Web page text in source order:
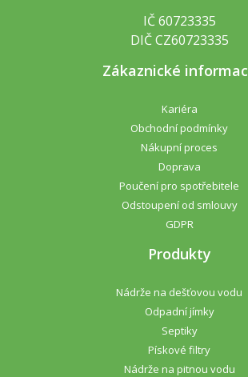
IČ 60723335
DIČ CZ60723335
Zákaznické
Kariéra
Obchodní podmínky
Nákupní proces
Doprava
Poučení pro spotřebitele
Odstoupení od smlouvy
GDPR
Produkty
Nádrže na dešťovou vodu
Odpadní jímky
Septiky
Pískové filtry
Nádrže na pitnou vodu